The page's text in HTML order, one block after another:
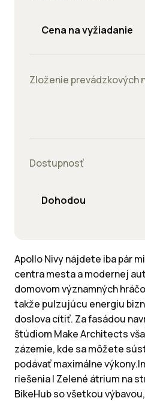
Cena na vyžiadanie
Zloženie prevádzkových
Dostupnosť
Dohodou
Apollo Nivy nájdete iba pár
centra mesta a modernej
domovom významných
takže pulzujúcu energiu
doslova cítiť. Za fasádou
štúdiom Make Architects
zázemie, kde sa môžete
podávať maximálne
riešenia | Zelené átrium na
BikeHub so všetkou